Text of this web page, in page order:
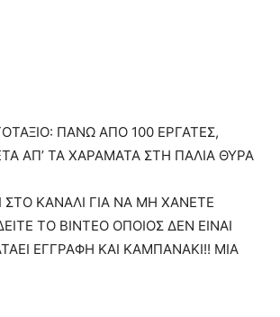
ΠΑΝΩ ΑΠΟ 100 ΕΡΓΑΤΕΣ,
ΑΠ’ ΤΑ ΧΑΡΑΜΑΤΑ ΣΤΗ ΠΑΛΙΑ ΘΥΡΑ
ΣΤΟ ΚΑΝΑΛΙ ΓΙΑ ΝΑ ΜΗ ΧΑΝΕΤΕ
ΤΟ ΒΙΝΤΕΟ ΟΠΟΙΟΣ ΔΕΝ ΕΙΝΑΙ
ΕΓΓΡΑΦΗ ΚΑΙ ΚΑΜΠΑΝΑΚΙ!! ΜΙΑ